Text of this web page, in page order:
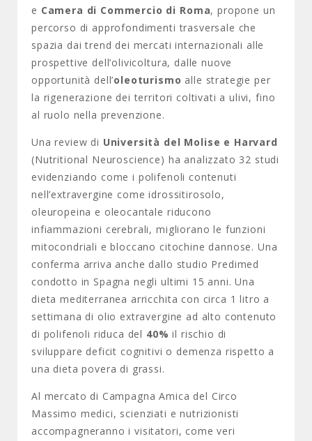
e Camera di Commercio di Roma, propone un
percorso di approfondimenti trasversale che
spazia dai trend dei mercati internazionali alle
prospettive dell’olivicoltura, dalle nuove
opportunità dell’oleoturismo alle strategie per
la rigenerazione dei territori coltivati a ulivi, fino
al ruolo nella prevenzione.
Una review di Università del Molise e Harvard
(Nutritional Neuroscience) ha analizzato 32 studi
evidenziando come i polifenoli contenuti
nell’extravergine come idrossitirosolo,
oleuropeina e oleocantale riducono
infiammazioni cerebrali, migliorano le funzioni
mitocondriali e bloccano citochine dannose. Una
conferma arriva anche dallo studio Predimed
condotto in Spagna negli ultimi 15 anni. Una
dieta mediterranea arricchita con circa 1 litro a
settimana di olio extravergine ad alto contenuto
di polifenoli riduca del 40% il rischio di
sviluppare deficit cognitivi o demenza rispetto a
una dieta povera di grassi.
Al mercato di Campagna Amica del Circo
Massimo medici, scienziati e nutrizionisti
accompagneranno i visitatori, come veri